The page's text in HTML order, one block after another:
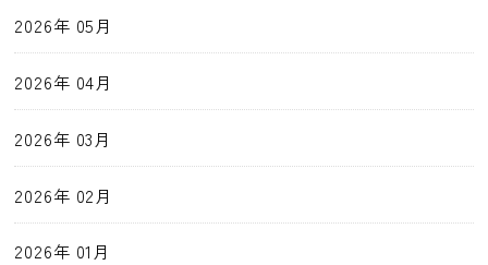
2026年 05月
2026年 04月
2026年 03月
2026年 02月
2026年 01月